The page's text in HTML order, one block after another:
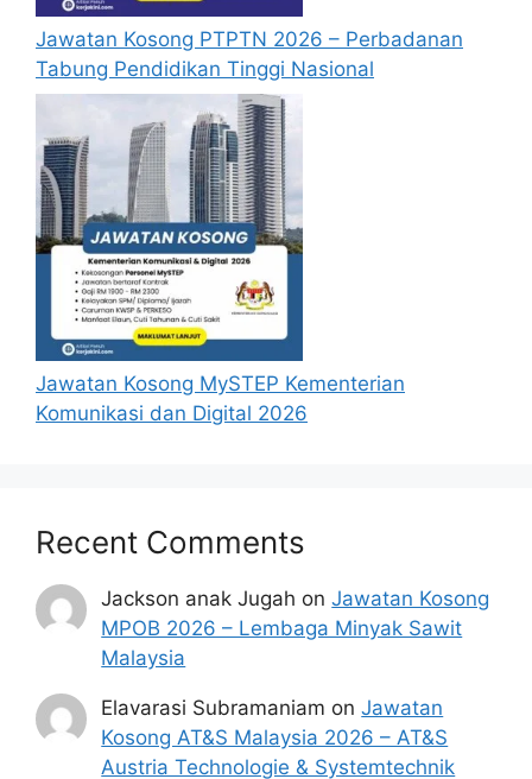
Jawatan Kosong PTPTN 2026 – Perbadanan
Tabung Pendidikan Tinggi Nasional
Jawatan Kosong MySTEP Kementerian
Komunikasi dan Digital 2026
Recent Comments
Jackson anak Jugah onJawatan Kosong
MPOB 2026 – Lembaga Minyak Sawit
Malaysia
Elavarasi Subramaniam onJawatan
Kosong AT&S Malaysia 2026 – AT&S
Austria Technologie & Systemtechnik